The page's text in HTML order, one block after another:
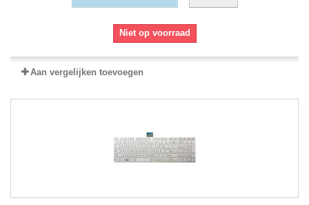
Niet op voorraad
Aan vergelijken toevoegen